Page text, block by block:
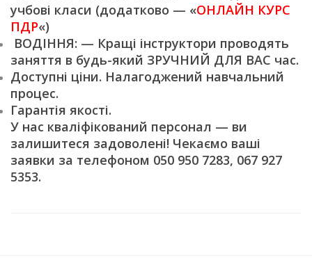
учбові класи (додатково — «ОНЛАЙН КУРС
ПДР«)
ВОДІННЯ: — Кращі інструктори проводять
заняття в будь-який ЗРУЧНИЙ ДЛЯ ВАС час.
Доступні ціни. Налагоджений навчальний
процес.
Гарантія якості.
У нас кваліфікований персонал — ви
залишитеся задоволені! Чекаємо ваші
заявки за телефоном 050 950 7283, 067 927
5353.